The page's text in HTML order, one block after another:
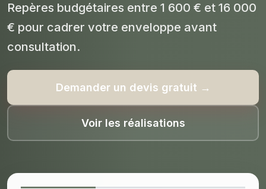
Repères budgétaires entre 1 600 € et 16 000
€ pour cadrer votre enveloppe avant
consultation.
Demander un devis gratuit →
Voir les réalisations